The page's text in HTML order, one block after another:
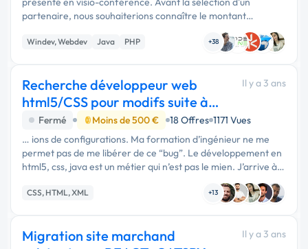
partenaire, nous souhaiterions connaître le montant
(approximatif) pour cette conversion de windev vers PHP ou
JAVA.
Windev, Webdev Java PHP +38
Recherche développeur web
html5/CSS pour modifs suite à
Bug sur site
Il y a 3 ans
Fermé Moins de 500 € 18 Offres 1171 Vues
… ions de configurations. Ma formation d’ingénieur ne me
permet pas de me libérer de ce “bug”. Le développement en
html5, css, java est un métier qui n’est pas le mien. J’arrive à
produire une maintenance de base comme des changements
de textes …
CSS, HTML, XML +13
Migration site marchand
Il y a 3 ans